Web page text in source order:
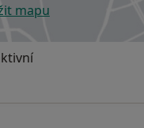
mapu
se otevře v nové záložce